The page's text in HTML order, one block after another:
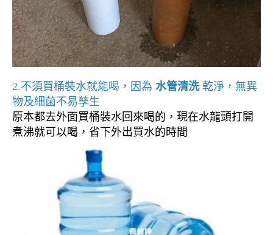
2.不須買桶裝水就能喝，因為 水管清洗乾淨，無異
物及細菌不易孳生
原本都去外面買桶裝水回來喝的，現在水龍頭打開
煮沸就可以喝，省下外出買水的時間